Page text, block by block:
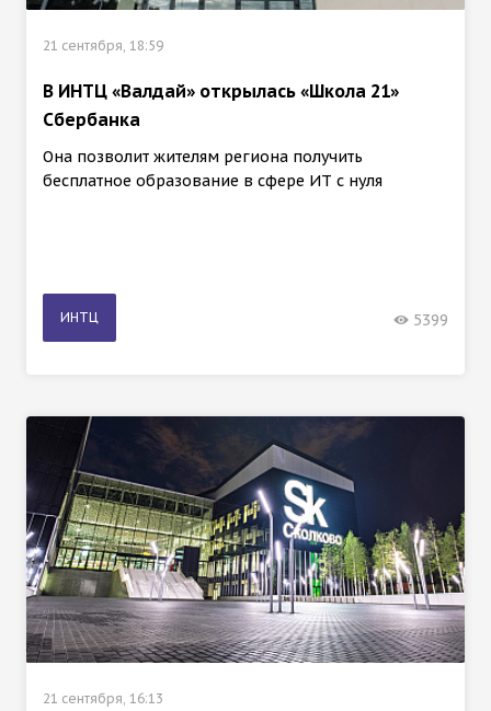
21 сентября, 18:59
В ИНТЦ «Валдай» открылась «Школа 21»
Сбербанка
Она позволит жителям региона получить
бесплатное образование в сфере ИТ с нуля
ИНТЦ 5399
21 сентября, 16:13